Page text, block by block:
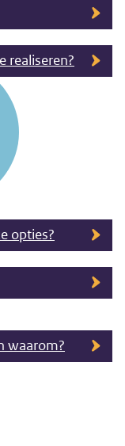
realiseren?
opties?
waarom?